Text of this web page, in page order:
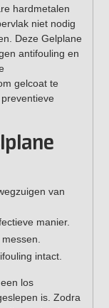
hardmetalen
niet nodig
Deze Gelplane
antifouling en
gelcoat te
van
manier.
intact.
los
is. Zodra